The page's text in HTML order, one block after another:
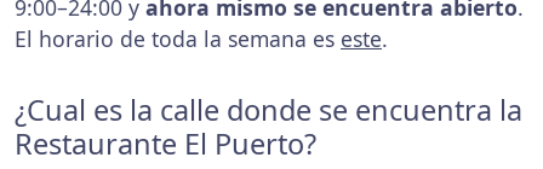
9:00–24:00 y ahora mismo se encuentra abierto.
El horario de toda la semana es este.
¿Cual es la calle donde se encuentra la
Restaurante El Puerto?